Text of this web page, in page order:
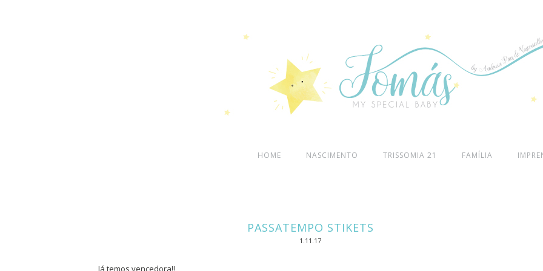
HOME NASCIMENTO TRISSOMIA 21 FAMÍLIA
PASSATEMPO STIKETS
1.11.17
Já temos vencedora!!